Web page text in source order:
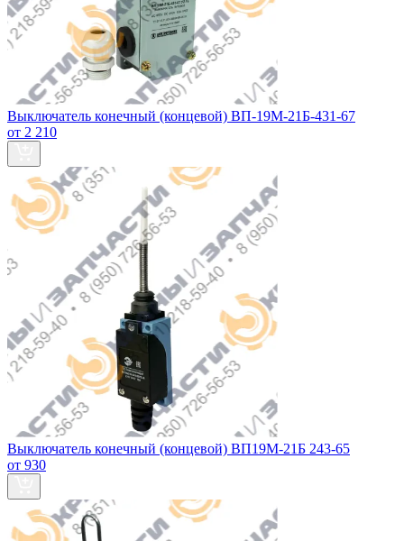
Выключатель конечный (концевой) ВП-19М-21Б-431-67
от 2 210
Выключатель конечный (концевой) ВП19М-21Б 243-65
от 930